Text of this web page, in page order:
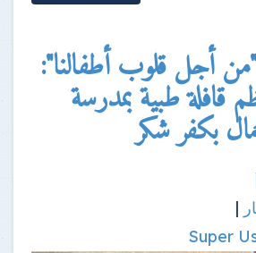
أجل قلوب أطفالنا":
قافلة طبية بمدرسة
بكفر شكر
|
Super